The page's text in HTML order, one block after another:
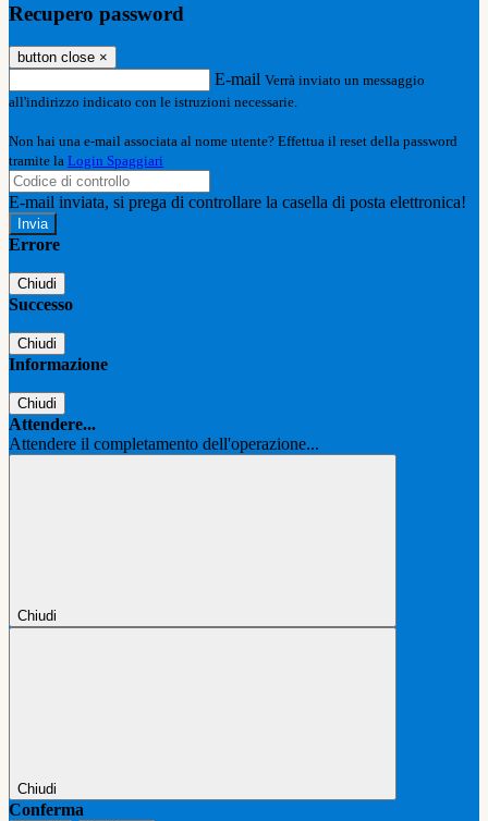
Recupero password
button close ×
E-mail Verrà inviato un messaggio
all'indirizzo indicato con le istruzioni necessarie.
Non hai una e-mail associata al nome utente? Effettua il reset della password
tramite la Login Spaggiari
E-mail inviata, si prega di controllare la casella di posta elettronica!
Errore
Chiudi
Successo
Chiudi
Informazione
Chiudi
Attendere...
Attendere il completamento dell'operazione...
Chiudi
Chiudi
Conferma